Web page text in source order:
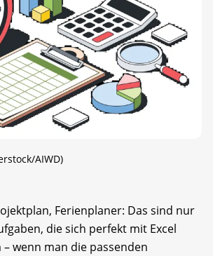
AIWD)
Ferienplaner: Das sind nur
die sich perfekt mit Excel
wenn man die passenden